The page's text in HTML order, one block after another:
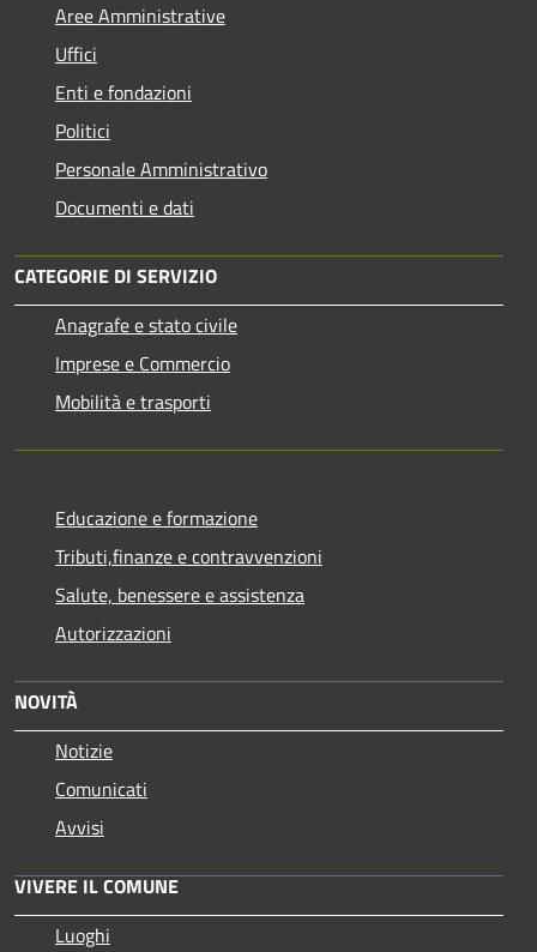
Aree Amministrative
Uffici
Enti e fondazioni
Politici
Personale Amministrativo
Documenti e dati
CATEGORIE DI SERVIZIO
Anagrafe e stato civile
Imprese e Commercio
Mobilità e trasporti
Educazione e formazione
Tributi,finanze e contravvenzioni
Salute, benessere e assistenza
Autorizzazioni
NOVITÀ
Notizie
Comunicati
Avvisi
VIVERE IL COMUNE
Luoghi